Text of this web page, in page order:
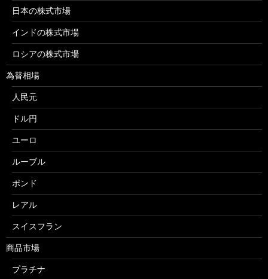
日本の株式市場
インドの株式市場
ロシアの株式市場
為替相場
人民元
ドル円
ユーロ
ルーブル
ポンド
レアル
スイスフラン
商品市場
プラチナ